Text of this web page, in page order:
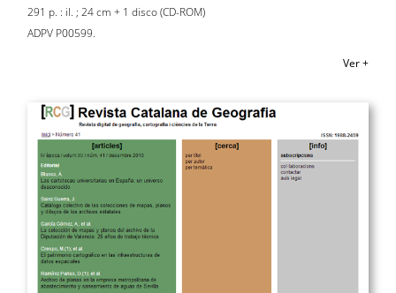
291 p. : il. ; 24 cm + 1 disco (CD-ROM)
ADPV P00599.
Ver +